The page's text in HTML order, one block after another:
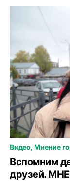
Видео Мнение
Вспомним
друзей.